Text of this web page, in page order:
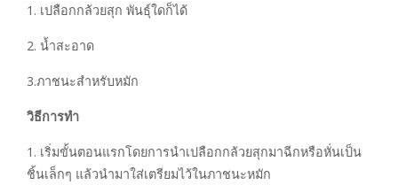
1. เปลือกกล้วยสุก พันธุ์ใดก็ได้
2. น้ำสะอาด
3.ภาชนะสำหรับหมัก
วิธีการทำ
1. เริ่มขั้นตอนแรกโดยการนำเปลือกกล้วยสุกมาฉีกหรือหั่นเป็น
ชิ้นเล็กๆ แล้วนำมาใส่เตรียมไว้ในภาชนะหมัก